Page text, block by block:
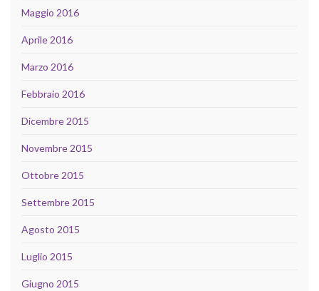
Maggio 2016
Aprile 2016
Marzo 2016
Febbraio 2016
Dicembre 2015
Novembre 2015
Ottobre 2015
Settembre 2015
Agosto 2015
Luglio 2015
Giugno 2015